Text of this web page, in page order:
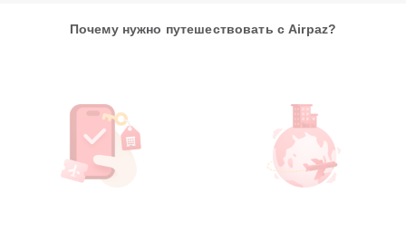
Почему нужно путешествовать с Airpaz?